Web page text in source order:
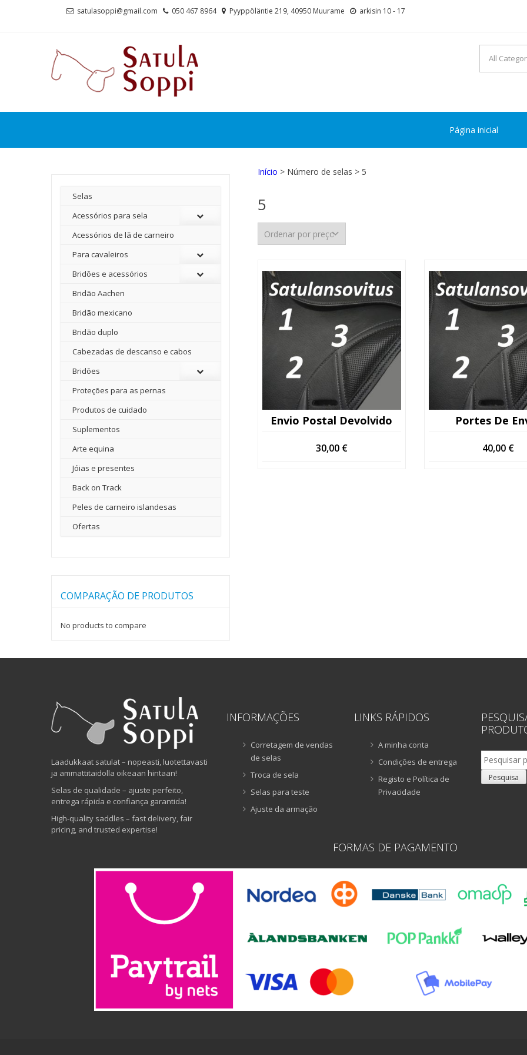
satulasoppi@gmail.com 050 467 8964 Pyyppöläntie 219, 40950 Muurame arkisin 10 - 17
Página inicial
Início > Número de selas > 5
5
Envio Postal Devolvido
30,00 €
Portes De
40,00 €
Selas
Acessórios para sela
Acessórios de lã de carneiro
Para cavaleiros
Bridões e acessórios
Bridão Aachen
Bridão mexicano
Bridão duplo
Cabezadas de descanso e cabos
Bridões
Proteções para as pernas
Produtos de cuidado
Suplementos
Arte equina
Jóias e presentes
Back on Track
Peles de carneiro islandesas
Ofertas
COMPARAÇÃO DE PRODUTOS
No products to compare
Laadukkaat satulat – nopeasti, luotettavasti
ja ammattitaidolla oikeaan hintaan!
Selas de qualidade – ajuste perfeito,
entrega rápida e confiança garantida!
High-quality saddles – fast delivery, fair
pricing, and trusted expertise!
INFORMAÇÕES
Corretagem de vendas
de selas
Troca de sela
Selas para teste
Ajuste da armação
LINKS RÁPIDOS
A minha conta
Condições de entrega
Registo e Política de
Privacidade
Pesquisar
por:
Pesquisa
FORMAS DE PAGAMENTO